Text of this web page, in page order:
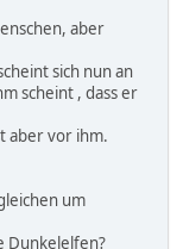
aber
sich nun an
scheint , dass er
aber vor ihm.
um
Dunkelelfen?